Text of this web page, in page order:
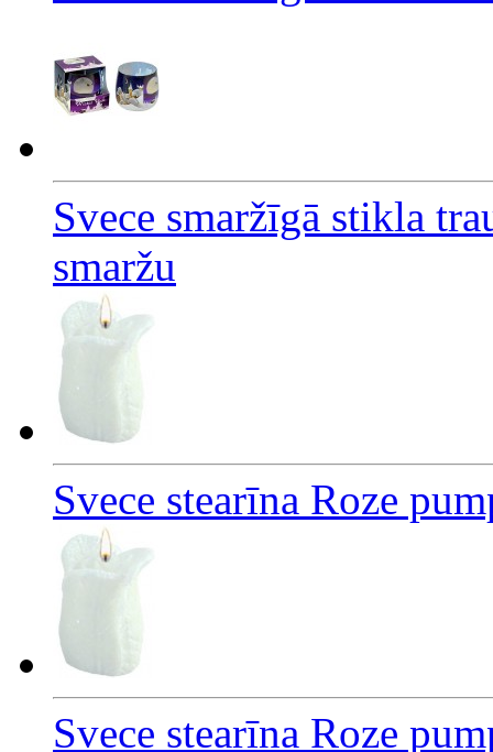
Svece smaržīgā stikla
smaržu
Svece stearīna Roze
Svece stearīna Roze